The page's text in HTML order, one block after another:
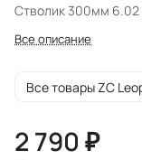
Стволик 300мм 6.02
Все описание
Все товары ZC
2 790 ₽